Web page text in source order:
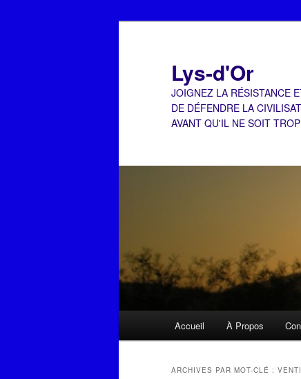
Lys-d'Or
JOIGNEZ LA RÉSISTANCE
DE DÉFENDRE LA
AVANT QU'IL NE SOIT
Accueil À Propos
ARCHIVES PAR MOT-CLÉ :